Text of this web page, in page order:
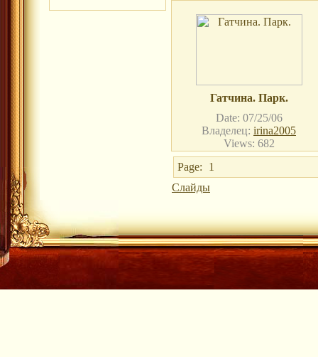
Гатчина. Парк.
Date: 07/25/06
Владелец: irina2005
Views: 682
Page:
1
Слайды